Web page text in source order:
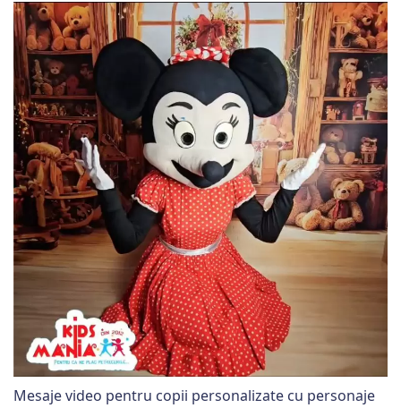
Mesaje video pentru copii personalizate cu personaje